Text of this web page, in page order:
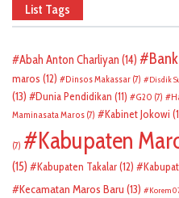
List Tags
Abah Anton Charliyan (14)
maros (12) Dinsos Makassar (7) Disdik
(13)
Dunia Pendidikan (11) G20 (7)
Maminasata Maros (7) Kabinet Jokowi
(7) Kabupaten
(15)
Kabupaten Takalar(12)
Kecamatan Maros Baru (13) Korem